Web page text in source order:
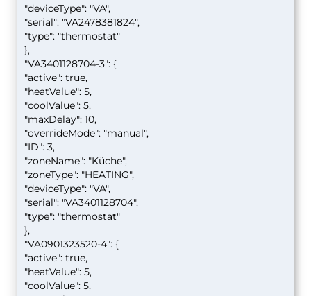
"deviceType": "VA",
"serial": "VA2478381824",
"type": "thermostat"
},
"VA3401128704-3": {
"active": true,
"heatValue": 5,
"coolValue": 5,
"maxDelay": 10,
"overrideMode": "manual",
"ID": 3,
"zoneName": "Küche",
"zoneType": "HEATING",
"deviceType": "VA",
"serial": "VA3401128704",
"type": "thermostat"
},
"VA0901323520-4": {
"active": true,
"heatValue": 5,
"coolValue": 5,